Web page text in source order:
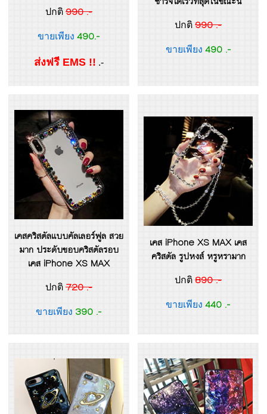
ปกติ 990 .-
ขายเพียง 490.-
ส่งฟรี EMS !! .-
ปกติ 990 .-
ขายเพียง 490 .-
เคสคริสตัลแบบคัลเลอร์ฟูล สวย
มาก ประดับขอบคริสตัลรอบ
เคส iPhone XS MAX
ปกติ 720 .-
ขายเพียง 390 .-
เคส iPhone XS MAX เคส
คริสตัล รูปหงส์ หรูหรามาก
ปกติ 890 .-
ขายเพียง 440 .-